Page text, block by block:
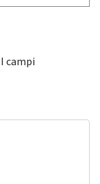
I campi